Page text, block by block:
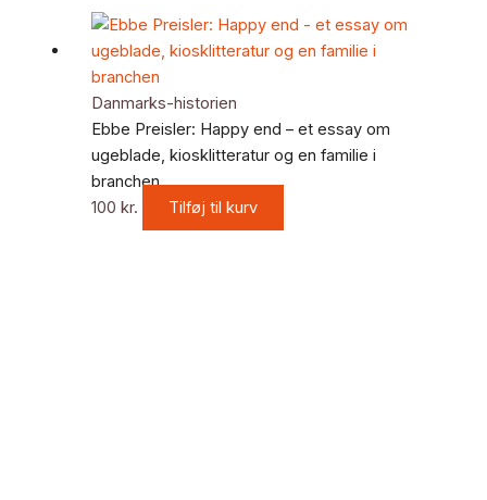
Danmarks-historien
Ebbe Preisler: Happy end – et essay om
ugeblade, kiosklitteratur og en familie i
branchen
100 kr. Tilføj til kurv